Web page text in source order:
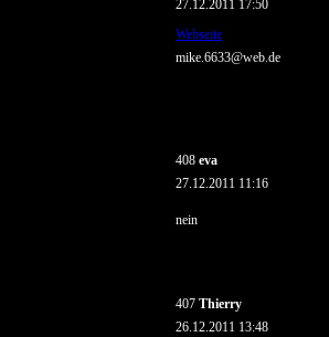
27.12.2011 17:50
Webseite
mike.6633@web.de
408 eva
27.12.2011 11:16
nein
407 Thierry
26.12.2011 13:48